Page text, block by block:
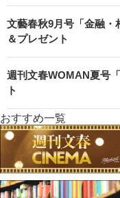
文藝春秋9月号「金融・
＆プレゼント
週刊文春WOMAN夏号
ト
おすすめ一覧